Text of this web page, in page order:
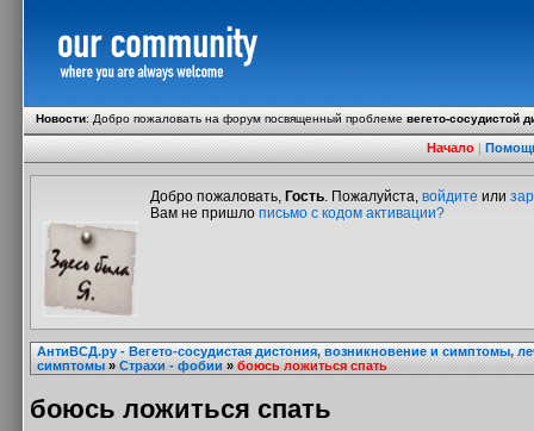
Новости:Добро пожаловать на форум посвященный проблемевегето-сосудистой
Начало|
Добро пожаловать, Гость. Пожалуйста, войдите или
Вам не пришло письмо с кодом активации?
АнтиВСД.ру - Вегето-сосудистая дистония, возникновение и симптомы,
симптомы»Страхи - фобии»боюсь ложиться спать
боюсь ложиться спать